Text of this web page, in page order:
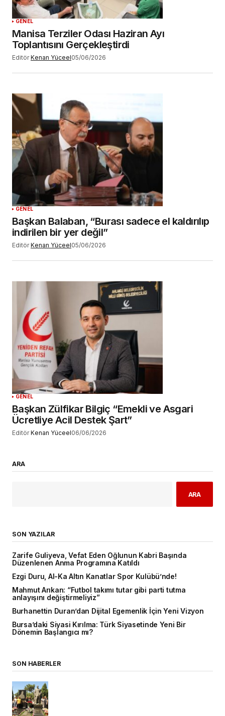
GENEL
Manisa Terziler Odası Haziran Ayı
Toplantısını Gerçekleştirdi
Editör Kenan Yüceel05/06/2026
GENEL
Başkan Balaban, “Burası sadece el kaldırılıp
indirilen bir yer değil”
Editör Kenan Yüceel05/06/2026
GENEL
Başkan Zülfikar Bilgiç “Emekli ve Asgari
Ücretliye Acil Destek Şart”
Editör Kenan Yüceel06/06/2026
ARA
ARA
SON YAZILAR
Zarife Guliyeva, Vefat Eden Oğlunun Kabri Başında
Düzenlenen Anma Programına Katıldı
Ezgi Duru, Al-Ka Altın Kanatlar Spor Kulübü’nde!
Mahmut Arıkan: “Futbol takımı tutar gibi parti tutma
anlayışını değiştirmeliyiz”
Burhanettin Duran’dan Dijital Egemenlik İçin Yeni Vizyon
Bursa’daki Siyasi Kırılma: Türk Siyasetinde Yeni Bir
Dönemin Başlangıcı mı?
SON HABERLER